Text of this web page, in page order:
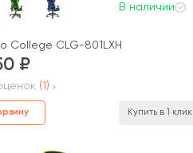
В наличии
College CLG-801LXH
(1)
Купить в 1 клик